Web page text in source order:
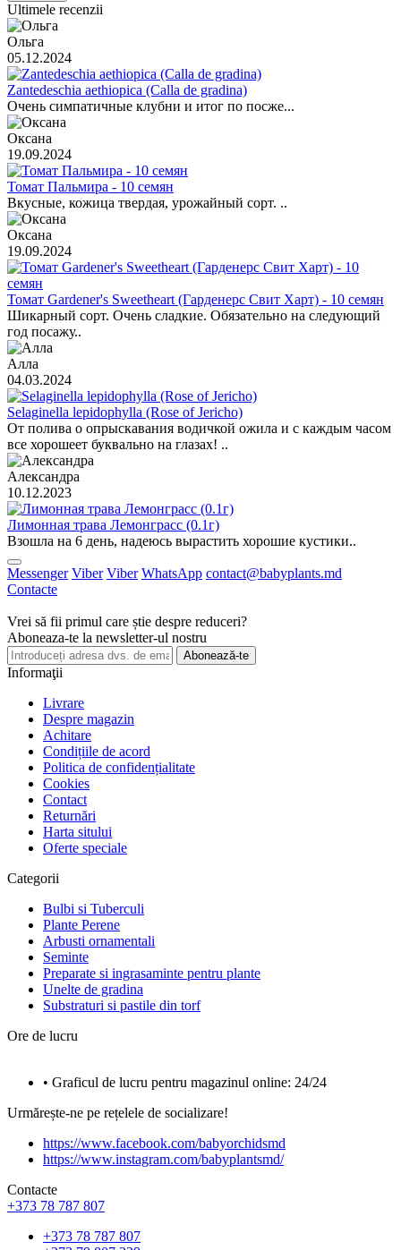
Ultimele recenzii
Ольга
05.12.2024
Zantedeschia aethiopica (Calla de gradina)
Очень симпатичные клубни и итог по посже...
Оксана
19.09.2024
Томат Пальмира - 10 семян
Вкусные, кожица твердая, урожайный сорт. ..
Оксана
19.09.2024
Томат Gardener's Sweetheart (Гарденерс Свит Харт) - 10 семян
Шикарный сорт. Очень сладкие. Обязательно на следующий
год посажу..
Алла
04.03.2024
Selaginella lepidophylla (Rose of Jericho)
От полива о опрыскавания водичкой ожила и с каждым часом
все хорошеет буквально на глазах! ..
Александра
10.12.2023
Лимонная трава Лемонграсс (0.1г)
Взошла на 6 день, надеюсь вырастить хорошие кустики..
Messenger Viber Viber WhatsApp contact@babyplants.md
Contacte
Vrei să fii primul care știe despre reduceri?
Aboneaza-te la newsletter-ul nostru
Abonează-te
Informaţii
Livrare
Despre magazin
Achitare
Condițiile de acord
Politica de confidențialitate
Cookies
Contact
Returnări
Harta sitului
Oferte speciale
Categorii
Bulbi si Tuberculi
Plante Perene
Arbusti ornamentali
Seminte
Preparate si ingrasaminte pentru plante
Unelte de gradina
Substraturi si pastile din torf
Ore de lucru
• Graficul de lucru pentru magazinul online: 24/24
Urmărește-ne pe rețelele de socializare!
https://www.facebook.com/babyorchidsmd
https://www.instagram.com/babyplantsmd/
Contacte
+373 78 787 807
+373 78 787 807